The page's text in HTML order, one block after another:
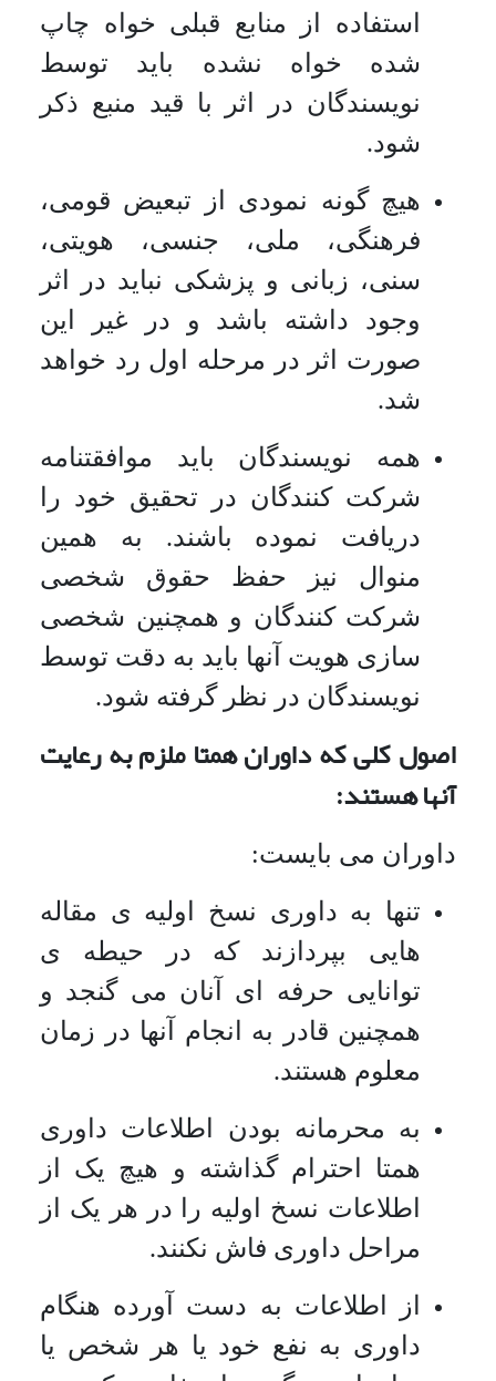
استفاده از منابع قبلی خواه چاپ
شده خواه نشده باید توسط
نویسندگان در اثر با قید منبع ذکر
شود.
هیچ گونه نمودی از تبعیض قومی،
فرهنگی، ملی، جنسی، هویتی،
سنی، زبانی و پزشکی نباید در اثر
وجود داشته باشد و در غیر این
صورت اثر در مرحله اول رد خواهد
شد.
همه نویسندگان باید موافقتنامه
شرکت کنندگان در تحقیق خود را
دریافت نموده باشند. به همین
منوال نیز حفظ حقوق شخصی
شرکت کنندگان و همچنین شخصی
سازی هویت آنها باید به دقت توسط
نویسندگان در نظر گرفته شود.
اصول کلیکه داوران همتا ملزم به رعایت
آنها هستند:
داوران می بایست:
تنها به داوری نسخ اولیه ی مقاله
هایی بپردازند که در حیطه ی
توانایی حرفه ای آنان می گنجد و
همچنین قادر به انجام آنها در زمان
معلوم هستند.
به محرمانه بودن اطلاعات داوری
همتا احترام گذاشته و هیچ یک از
اطلاعات نسخ اولیه را در هر یک از
مراحل داوری فاش نکنند.
از اطلاعات به دست آورده هنگام
داوری به نفع خود یا هر شخص یا